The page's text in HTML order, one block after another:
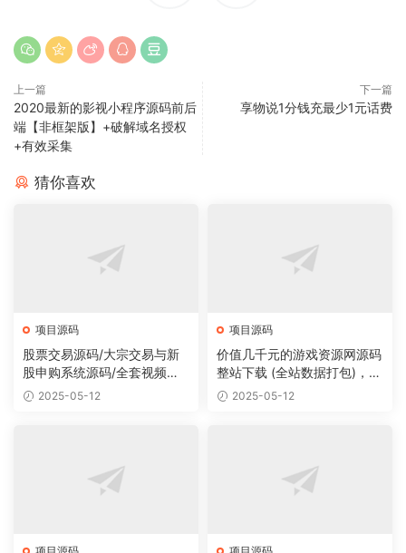
上一篇
2020最新的影视小程序源码前后
端【非框架版】+破解域名授权
+有效采集
下一篇
享物说1分钱充最少1元话费
猜你喜欢
项目源码
股票交易源码/大宗交易与新
股申购系统源码/全套视频教
程 2025-05-12
项目源码
价值几千元的游戏资源网源码
整站下载 (全站数据打包)，数
据里面有200多个宝贝。
2025-05-12